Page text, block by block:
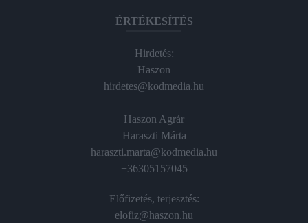
ÉRTÉKESÍTÉS
Hirdetés:
Haszon
hirdetes@kodmedia.hu
Haszon Agrár
Haraszti Márta
haraszti.marta@kodmedia.hu
+36305157045
Előfizetés, terjesztés:
elofiz@haszon.hu